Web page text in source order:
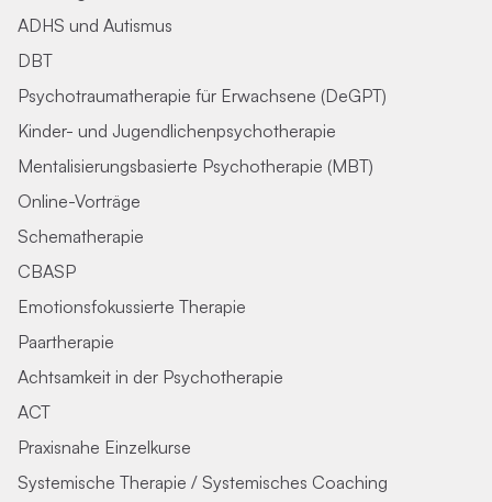
ADHS und Autismus
DBT
Psychotraumatherapie für Erwachsene (DeGPT)
Kinder- und Jugendlichenpsychotherapie
Mentalisierungsbasierte Psychotherapie (MBT)
Online-Vorträge
Schematherapie
CBASP
Emotionsfokussierte Therapie
Paartherapie
Achtsamkeit in der Psychotherapie
ACT
Praxisnahe Einzelkurse
Systemische Therapie / Systemisches Coaching